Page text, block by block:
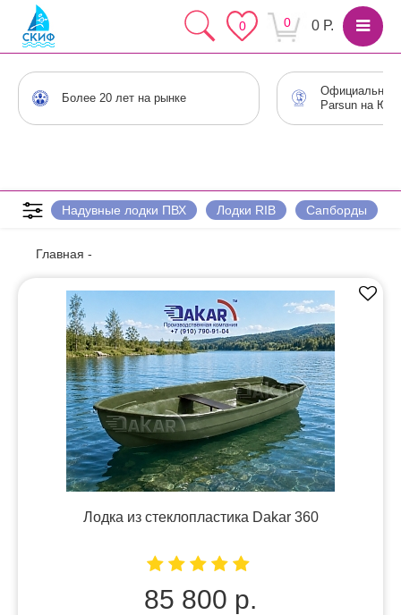
0 Р.
0
0
Более 20 лет на рынке
Официальный
Parsun на
Надувные лодки ПВХ Лодки RIB Сапборды
Главная -
Лодка из стеклопластика Dakar 360
85 800 р.